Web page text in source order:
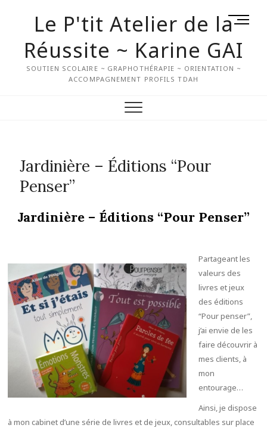
Le P'tit Atelier de la
Réussite ~ Karine GAI
SOUTIEN SCOLAIRE ~ GRAPHOTHÉRAPIE ~ ORIENTATION ~
ACCOMPAGNEMENT PROFILS TDAH
M
n
u
Jardinière – Éditions “Pour
Penser”
Jardinière – Éditions “Pour Penser”
Partageant les
valeurs des
livres et jeux
des éditions
“Pour penser”,
j’ai envie de les
faire découvrir à
mes clients, à
mon
entourage…
Ainsi, je dispose
à mon cabinet d’une série de livres et de jeux, consultables sur place